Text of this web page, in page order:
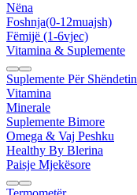
Nëna
Foshnja(0-12muajsh)
Fëmijë (1-6vjec)
Vitamina & Suplemente
Suplemente Për Shëndetin
Vitamina
Minerale
Suplemente Bimore
Omega & Vaj Peshku
Healthy By Blerina
Paisje Mjekësore